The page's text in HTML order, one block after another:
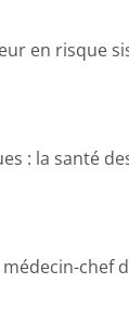
en risque
: la santé
chef